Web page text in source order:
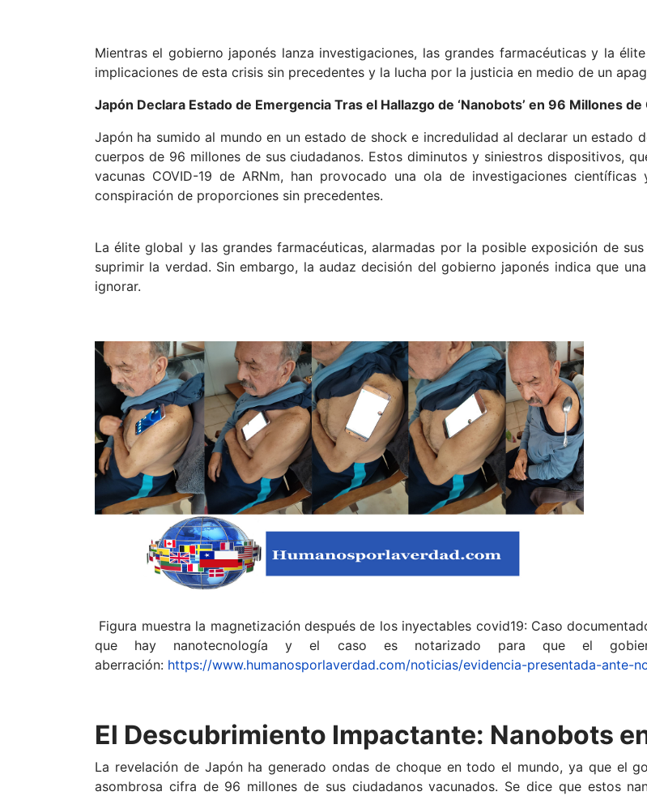
Mientras el gobierno japonés lanza investigaciones, las grandes farmacéuticas y la
implicaciones de esta crisis sin precedentes y la lucha por la justicia en medio de un
Japón Declara Estado de Emergencia Tras el Hallazgo de ‘Nanobots’ en 96 Millones
Japón ha sumido al mundo en un estado de shock e incredulidad al declarar un estado
cuerpos de 96 millones de sus ciudadanos. Estos diminutos y siniestros dispositivos,
vacunas COVID-19 de ARNm, han provocado una ola de investigaciones
conspiración de proporciones sin precedentes.
La élite global y las grandes farmacéuticas, alarmadas por la posible exposición de
suprimir la verdad. Sin embargo, la audaz decisión del gobierno japonés indica que
ignorar.
Figura muestra la magnetización después de los inyectables covid19: Caso
que hay nanotecnología y el caso es notarizado para que el
aberración: https://www.humanosporlaverdad.com/noticias/evidencia-presentada-ante-
El Descubrimiento Impactante: Nanobots
La revelación de Japón ha generado ondas de choque en todo el mundo, ya que el
asombrosa cifra de 96 millones de sus ciudadanos vacunados. Se dice que estos